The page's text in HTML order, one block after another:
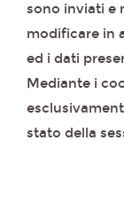
sono inviati e
modificare in
ed i dati
Mediante i
stato della